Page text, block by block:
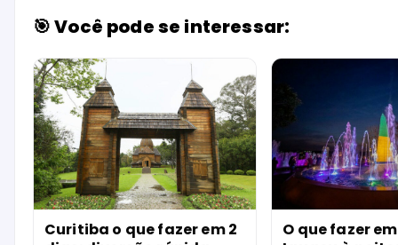
🎯 Você pode se interessar:
Curitiba o que fazer em 2
O que fazer